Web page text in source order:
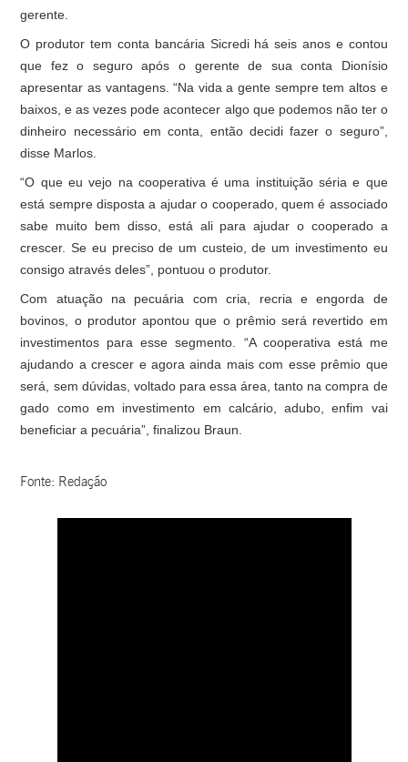
gerente.
O produtor tem conta bancária Sicredi há seis anos e contou
que fez o seguro após o gerente de sua conta Dionísio
apresentar as vantagens. “Na vida a gente sempre tem altos e
baixos, e as vezes pode acontecer algo que podemos não ter o
dinheiro necessário em conta, então decidi fazer o seguro”,
disse Marlos.
“O que eu vejo na cooperativa é uma instituição séria e que
está sempre disposta a ajudar o cooperado, quem é associado
sabe muito bem disso, está ali para ajudar o cooperado a
crescer. Se eu preciso de um custeio, de um investimento eu
consigo através deles”, pontuou o produtor.
Com atuação na pecuária com cria, recria e engorda de
bovinos, o produtor apontou que o prêmio será revertido em
investimentos para esse segmento. “A cooperativa está me
ajudando a crescer e agora ainda mais com esse prêmio que
será, sem dúvidas, voltado para essa área, tanto na compra de
gado como em investimento em calcário, adubo, enfim vai
beneficiar a pecuária”, finalizou Braun.
Fonte: Redação